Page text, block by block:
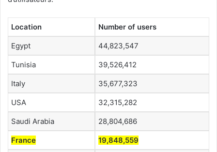
Location Number of users
Egypt 44,823,547
Tunisia 39,526,412
Italy 35,677,323
USA 32,315,282
Saudi Arabia 28,804,686
France 19,848,559